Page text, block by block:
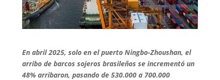
En abril 2025, solo en el puerto Ningbo-Zhoushan, el
arribo de barcos sojeros brasileños se incrementó un
48% arribaron, pasando de 530.000 a 700.000